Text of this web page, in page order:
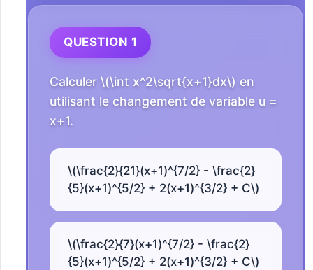
QUESTION 1
Calculer \(\int x^2\sqrt{x+1}dx\) en
utilisant le changement de variable u =
x+1.
\(\frac{2}{21}(x+1)^{7/2} - \frac{2}
{5}(x+1)^{5/2} + 2(x+1)^{3/2} + C\)
\(\frac{2}{7}(x+1)^{7/2} - \frac{2}
{5}(x+1)^{5/2} + 2(x+1)^{3/2} + C\)